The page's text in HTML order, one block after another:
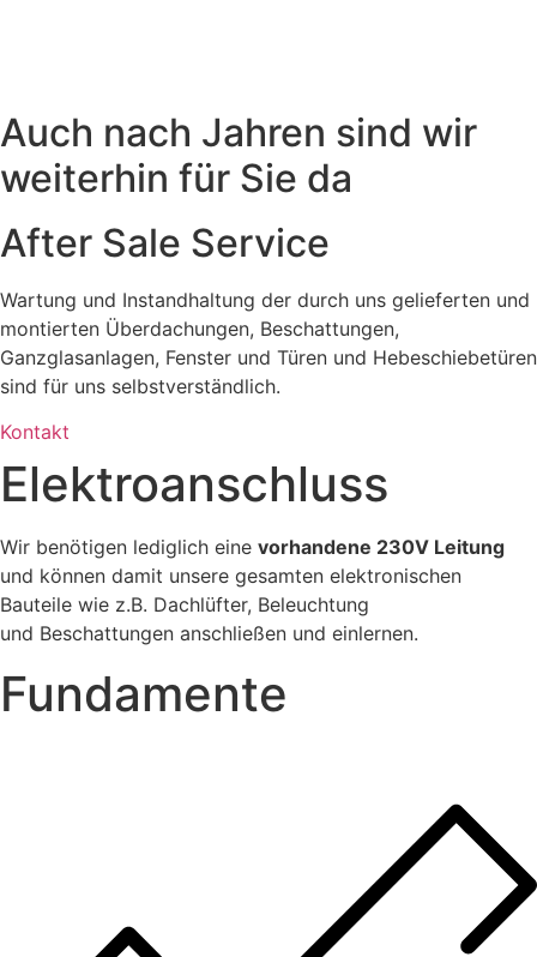
Auch nach Jahren sind wir
weiterhin für Sie da
After Sale Service
Wartung und Instandhaltung der durch uns gelieferten und
montierten Überdachungen, Beschattungen,
Ganzglasanlagen, Fenster und Türen und Hebeschiebetüren
sind für uns selbstverständlich.
Kontakt
Elektroanschluss
Wir benötigen lediglich eine vorhandene 230V Leitung
und können damit unsere gesamten elektronischen
Bauteile wie z.B. Dachlüfter, Beleuchtung
und Beschattungen anschließen und einlernen.
Fundamente